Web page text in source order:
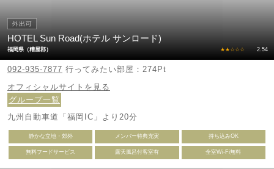
HOTEL Sun Road(ホテル サンロード)
福岡県（糟屋郡） ★★☆☆☆ 2.54
092-935-7877 行ってみたい部屋：274Pt
オフィシャルサイトを見る
グループ一覧
九州自動車道「福岡IC」より20分
静かな立地・郊外 メンバー特典充実 持ち込みOK
無料フードサービス 露天風呂付客室有 全室Wi-Fi無料